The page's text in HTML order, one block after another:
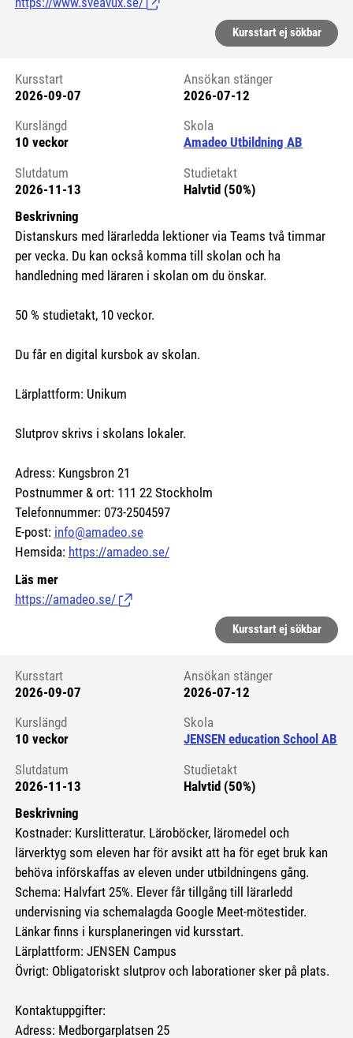
Kursstart ej sökbar
Kursstart 6155329
Kursstart
2026-09-07
Ansökan stänger
2026-07-12
Kurslängd
10 veckor
Skola
Amadeo Utbildning AB
Slutdatum
2026-11-13
Studietakt
Halvtid (50%)
Beskrivning
Distanskurs med lärarledda lektioner via Teams två timmar
per vecka. Du kan också komma till skolan och ha
handledning med läraren i skolan om du önskar.
50 % studietakt, 10 veckor.
Du får en digital kursbok av skolan.
Lärplattform: Unikum
Slutprov skrivs i skolans lokaler.
Adress: Kungsbron 21
Postnummer & ort: 111 22 Stockholm
Telefonnummer: 073-2504597
E-post: info@amadeo.se
Hemsida: https://amadeo.se/
Läs mer
https://amadeo.se/ (Länk till extern sida.)
Kursstart ej sökbar
Kursstart 6100657
Kursstart
2026-09-07
Ansökan stänger
2026-07-12
Kurslängd
10 veckor
Skola
JENSEN education School AB
Slutdatum
2026-11-13
Studietakt
Halvtid (50%)
Beskrivning
Kostnader: Kurslitteratur. Läroböcker, läromedel och
lärverktyg som eleven har för avsikt att ha för eget bruk kan
behöva införskaffas av eleven under utbildningens gång.
Schema: Halvfart 25%. Elever får tillgång till lärarledd
undervisning via schemalagda Google Meet-mötestider.
Länkar finns i kursplaneringen vid kursstart.
Lärplattform: JENSEN Campus
Övrigt: Obligatoriskt slutprov och laborationer sker på plats.
Kontaktuppgifter:
Adress: Medborgarplatsen 25